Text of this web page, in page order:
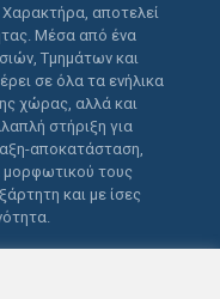
αποτελεί
Μέσα από ένα
Τμημάτων και
σε όλα τα ενήλικα
χώρας, αλλά και
στήριξη για
αποκατάσταση,
μορφωτικού τους
και με ίσες